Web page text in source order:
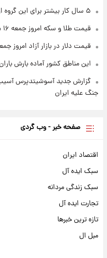
قیمت سکه
۵ سال کار بیشتر برای این گروه از متقاضیان بازنشستگی
قیمت طلا و سکه امروز جمعه ۱۶ مرداد ۱۴۰۵ +جدول
قیمت دلار در بازار آزاد امروز جمعه ۱۶ مرداد
این مناطق کشور آماده بارش
گزارش جدید آسوشیتدپرس
جنگ علیه ایران
صفحه خبر - وب گردی
اقتصاد ایران
سبک ایده آل
سبک زندگی مردانه
تجارت ایده آل
تازه ترین خبرها
مبل ال